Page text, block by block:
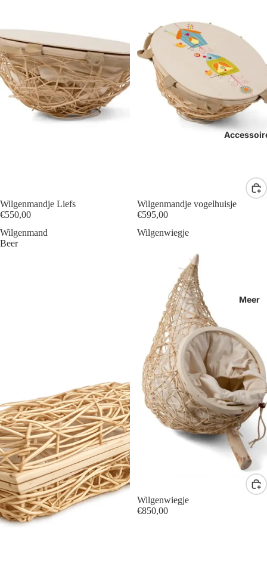
Meer
Wilgenmandje Liefs
€550,00
Wilgenmandje vogelhuisje
€595,00
Wilgenmand
Beer
Wilgenwiegje
Wilgenwiegje
€850,00